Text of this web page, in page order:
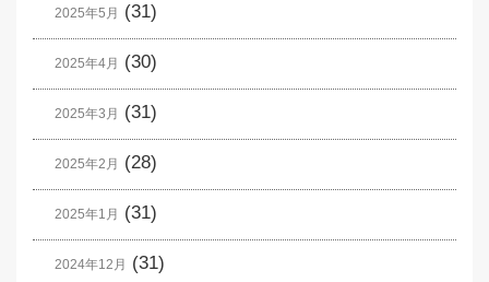
2025年5月 (31)
2025年4月 (30)
2025年3月 (31)
2025年2月 (28)
2025年1月 (31)
2024年12月 (31)